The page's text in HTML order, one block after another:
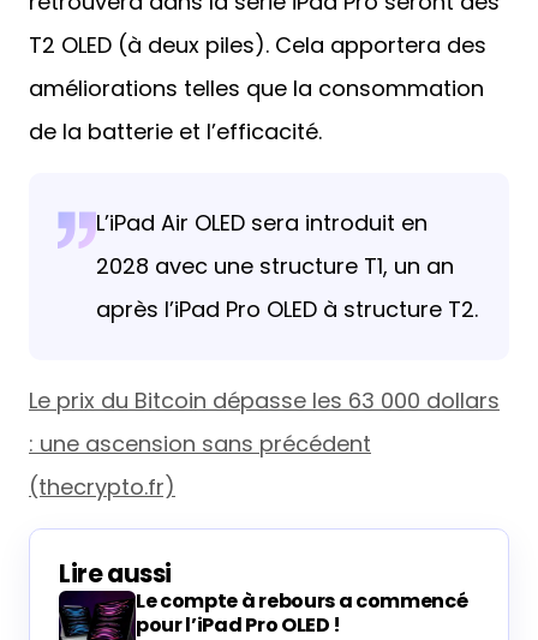
T2 OLED (à deux piles). Cela apportera des
améliorations telles que la consommation
de la batterie et l’efficacité.
L’iPad Air OLED sera introduit en
2028 avec une structure T1, un an
après l’iPad Pro OLED à structure T2.
Le prix du Bitcoin dépasse les 63 000 dollars
: une ascension sans précédent
(thecrypto.fr)
Lire aussi
Le compte à rebours a commencé
pour l’iPad Pro OLED !